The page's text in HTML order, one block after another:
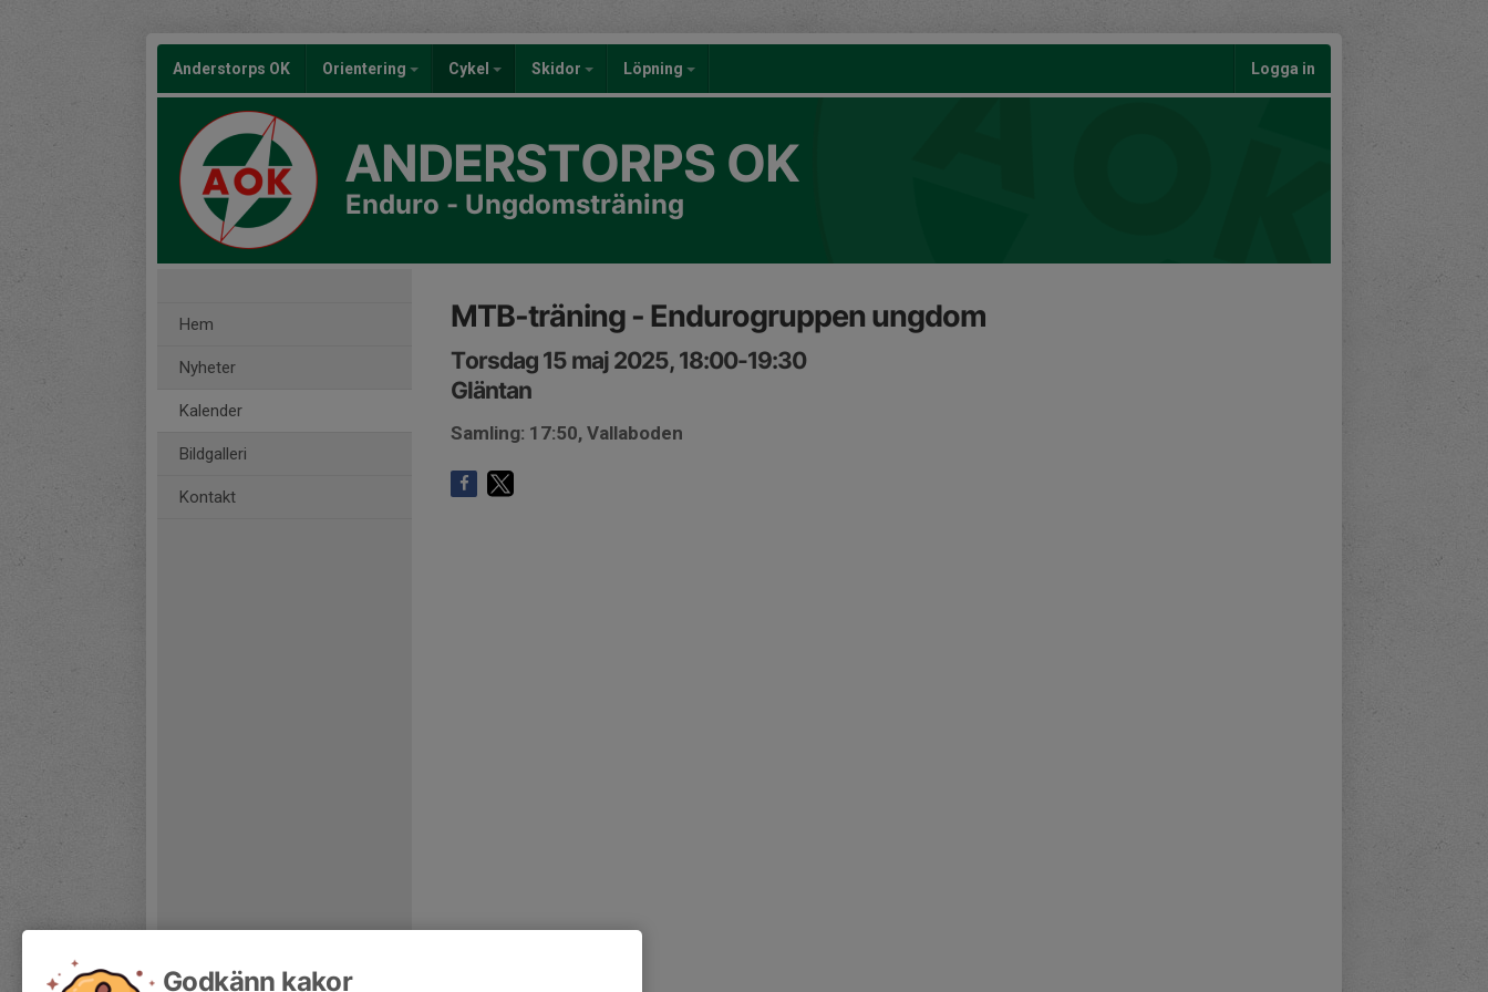
Anderstorps OK Orientering Cykel Skidor Löpning Logga in
ANDERSTORPS OK
Enduro - Ungdomsträning
Hem
Nyheter
Kalender
Bildgalleri
Kontakt
MTB-träning - Endurogruppen ungdom
Torsdag 15 maj 2025, 18:00-19:30
Gläntan
Samling: 17:50, Vallaboden
Godkänn kakor